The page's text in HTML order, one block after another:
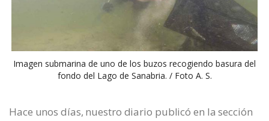
Imagen submarina de uno de los buzos recogiendo basura del
fondo del Lago de Sanabria. / Foto A. S.
Hace unos días, nuestro diario publicó en la sección